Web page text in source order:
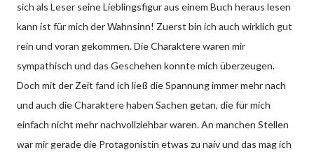
sich als Leser seine Lieblingsfigur aus einem Buch heraus lesen
kann ist für mich der Wahnsinn! Zuerst bin ich auch wirklich gut
rein und voran gekommen. Die Charaktere waren mir
sympathisch und das Geschehen konnte mich überzeugen.
Doch mit der Zeit fand ich ließ die Spannung immer mehr nach
und auch die Charaktere haben Sachen getan, die für mich
einfach nicht mehr nachvollziehbar waren. An manchen Stellen
war mir gerade die Protagonistin etwas zu naiv und das mag ich